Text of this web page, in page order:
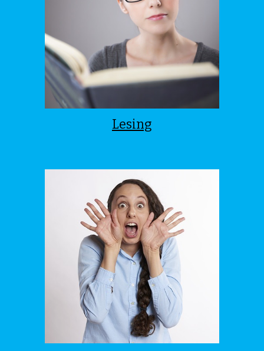
Lesing